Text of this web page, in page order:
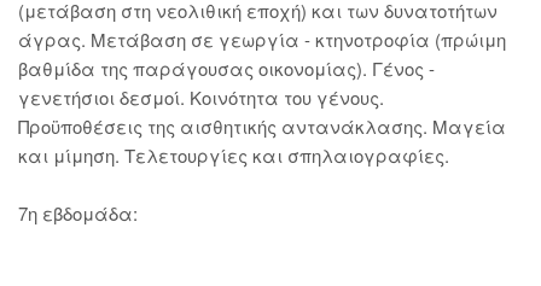
(μετάβαση στη νεολιθική εποχή) και των δυνατοτήτων
άγρας. Μετάβαση σε γεωργία - κτηνοτροφία (πρώιμη
βαθμίδα της παράγουσας οικονομίας). Γένος -
γενετήσιοι δεσμοί. Κοινότητα του γένους.
Προϋποθέσεις της αισθητικής αντανάκλασης. Μαγεία
και μίμηση. Τελετουργίες και σπηλαιογραφίες.
7η εβδομάδα: